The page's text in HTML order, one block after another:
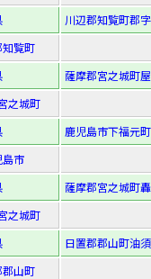
川辺郡知覧町郡
知覧町
薩摩郡宮之城町
之城町
鹿児島市下福元
島市
薩摩郡宮之城町
之城町
日置郡郡山町油
郡山町